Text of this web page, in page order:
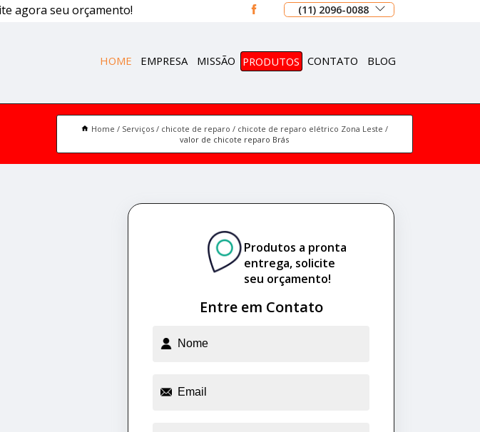
agora seu orçamento! (11) 2096-0088
HOME EMPRESA MISSÃO PRODUTOS CONTATO BLOG
Home Serviços chicote de reparo
chicote de reparo elétrico Zona Leste
valor de chicote reparo Brás
Entre em Contato
Produtos a pronta
entrega, solicite
seu orçamento!